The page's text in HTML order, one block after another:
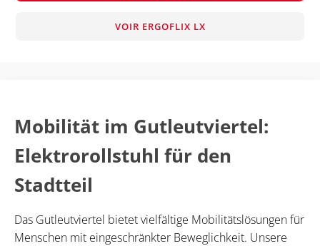
VOIR ERGOFLIX LX
Mobilität im Gutleutviertel:
Elektrorollstuhl für den
Stadtteil
Das Gutleutviertel bietet vielfältige Mobilitätslösungen für
Menschen mit eingeschränkter Beweglichkeit. Unsere